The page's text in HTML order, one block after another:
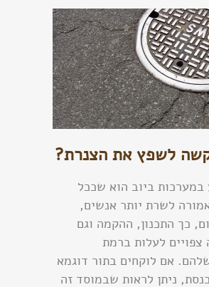
לשפץ את הצנרת?
ביוב הוא שככל
לשרת יותר אנשים,
כך התכנון, ההקמה וגם
צפויים לעלות ברמת
אם לוקחים בתור דוגמא
ניתן לראות שבמוסד זה